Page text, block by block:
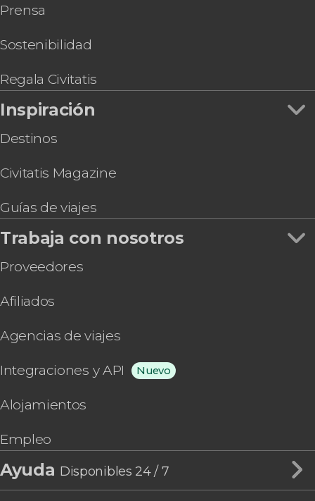
Prensa
Sostenibilidad
Regala Civitatis
Inspiración
Destinos
Civitatis Magazine
Guías de viajes
Trabaja con nosotros
Proveedores
Afiliados
Agencias de viajes
Integraciones y API Nuevo
Alojamientos
Empleo
Ayuda Disponibles 24 / 7